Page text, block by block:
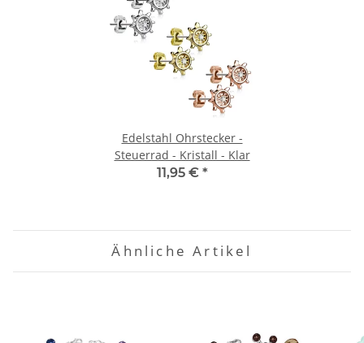
Edelstahl Ohrstecker -
Steuerrad - Kristall - Klar
11,95 € *
Ähnliche Artikel